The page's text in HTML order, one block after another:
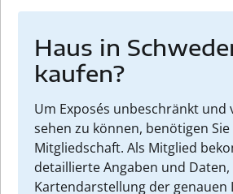
Haus in
kaufen?
Um Exposés unbeschränkt und
sehen zu können, benötigen Sie
Mitgliedschaft. Als Mitglied
detaillierte Angaben und
Kartendarstellung der genauen